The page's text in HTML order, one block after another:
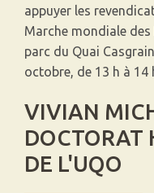
appuyer les
Marche mondiale des
parc du Quai
octobre, de 13 h à 14
VIVIAN
DOCTORAT
DE L'UQO